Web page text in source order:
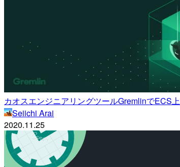
カオスエンジニアリングツールGremlinでECS
Seiichi Arai
2020.11.25